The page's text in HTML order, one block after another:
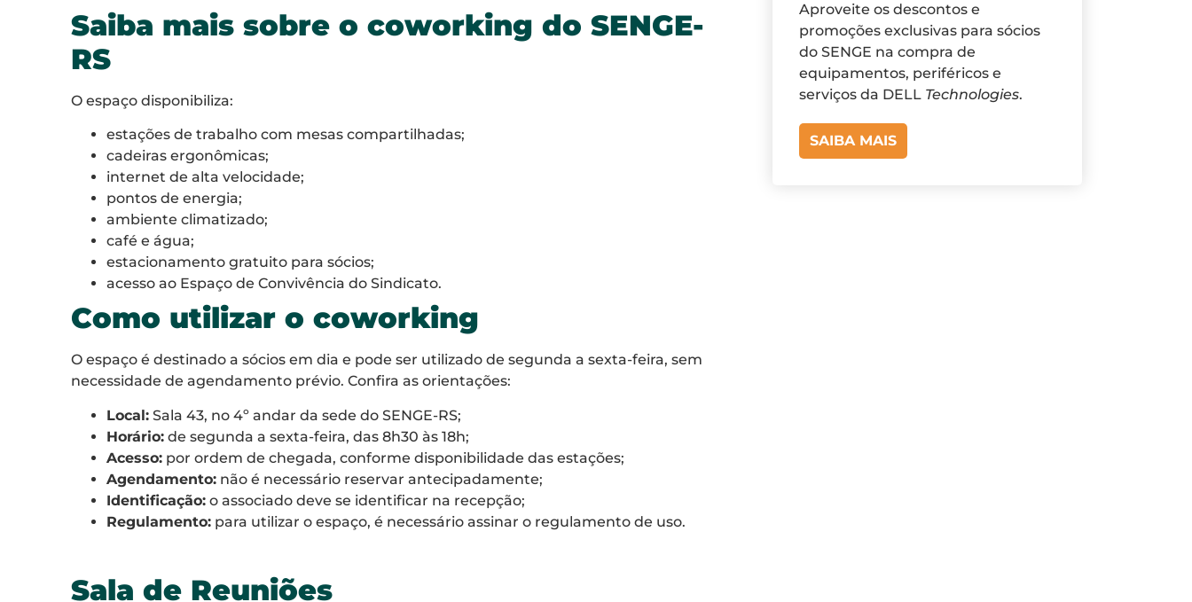
Saiba mais sobre o coworking do SENGE-
RS
O espaço disponibiliza:
estações de trabalho com mesas compartilhadas;
cadeiras ergonômicas;
internet de alta velocidade;
pontos de energia;
ambiente climatizado;
café e água;
estacionamento gratuito para sócios;
acesso ao Espaço de Convivência do Sindicato.
Como utilizar o coworking
O espaço é destinado a sócios em dia e pode ser utilizado de segunda a sexta-feira, sem
necessidade de agendamento prévio. Confira as orientações:
Local: Sala 43, no 4º andar da sede do SENGE-RS;
Horário: de segunda a sexta-feira, das 8h30 às 18h;
Acesso: por ordem de chegada, conforme disponibilidade das estações;
Agendamento: não é necessário reservar antecipadamente;
Identificação: o associado deve se identificar na recepção;
Regulamento: para utilizar o espaço, é necessário assinar o regulamento de uso.
Sala de Reuniões
Aproveite os descontos e
promoções exclusivas para sócios
do SENGE na compra de
equipamentos, periféricos e
serviços da DELL Technologies.
SAIBA MAIS